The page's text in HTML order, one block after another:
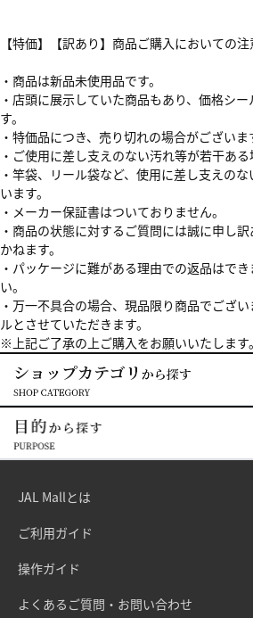
【特価】【訳あり】商品ご購入においての注
・商品は新品未使用品です。
・店頭に展示していた商品もあり、価格シ
す。
・特価品につき、売り切れの場合がございま
・ご使用に差し支えのない汚れ等が若干ある
・竿袋、リール袋など、使用に差し支えの
います。
・メーカー保証書はついておりません。
・商品の状態に対するご質問には誠に申し
かねます。
・パッケージに難がある理由での返品はで
い。
・万一不具合の場合、現品限り商品でござ
ルとさせていただきます。
※上記ご了承の上ご購入をお願いいたします。
JAL Mallとは
ご利用ガイド
操作ガイド
よくあるご質問・お問い合わせ